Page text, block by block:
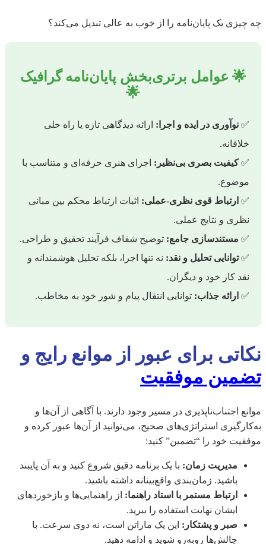
چه چیزی یک پایان‌نامه را از خوب به عالی تبدیل می‌کند؟
🌟 عوامل برتری‌بخش پایان‌نامه گرافیک
🌟
✅ نوآوری در ایده و اجرا: ارائه دیدگاهی تازه یا راه حلی
خلاقانه.
✅کیفیت بصری بی‌نظیر: اجرای هنری حرفه‌ای و متناسب با
موضوع.
✅ ارتباط قوی نظری-عملی: اثبات ارتباط محکم بین مبانی
نظری و نتایج عملی.
✅ مستندسازی جامع: توضیح شفاف فرآیند تحقیق و طراحی.
✅توانایی تحلیل و نقد: نه تنها اجرا، بلکه تحلیل هوشمندانه و
نقد کار خود و دیگران.
✅ ارائه جذاب: توانایی انتقال پیام و شور خود به مخاطب.
نکاتی برای عبور از موانع رایج و
تضمین موفقیت
موانع اجتناب‌ناپذیری در مسیر وجود دارند. با آگاهی از آن‌ها و
به‌کارگیری استراتژی‌های صحیح، می‌توانید از آن‌ها عبور کرده و
موفقیت خود را “تضمین” کنید:
مدیریت زمان: با یک برنامه دقیق شروع کنید و به آن پایبند
باشید. زمان‌بندی واقع‌بینانه داشته باشید.
ارتباط مستمر با استاد راهنما: از راهنمایی‌ها و بازخوردهای
ایشان نهایت استفاده را ببرید.
صبر و پشتکار: این یک ماراتن است، نه دوی سرعت. با
چالش‌ها روبه‌رو شوید و ادامه دهید.